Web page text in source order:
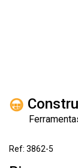
Ref: 3862-5